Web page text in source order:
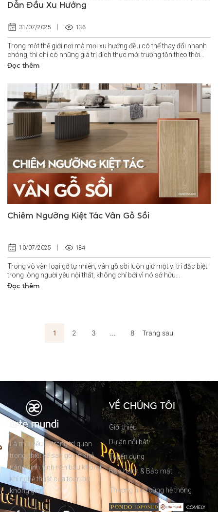
Dẫn Đầu Xu Hướng
31/07/2025 136
Trong một thế giới nơi mà mọi xu hướng đều có thể thay đổi nhanh
chóng, thì chỉ có những giá trị đích thực mới trường tồn theo thời
gian...
Đọc thêm
Chiêm Ngưỡng Kiệt Tác Vân Gỗ Sồi
10/07/2025 184
Trong vô vàn loại gỗ tự nhiên, vân gỗ sồi luôn giữ một vị trí đặc biệt
trong lòng người yêu nội thất, không chỉ bởi vì nó sở hữu...
Đọc thêm
1 2 3 … 8 Trang sau
Là một yếu tố trang trí quan
trọng, thiết kế sàn gỗ có khả
năng định hình nên bầu không
khí nghệ thuật của toàn bộ
không gian.
VỀ CHÚNG TÔI
Giới thiệu
Dự án nổi bật
Tuyển dụng
Bảo hành & Bảo mật
Thương hiệu cùng hệ thống